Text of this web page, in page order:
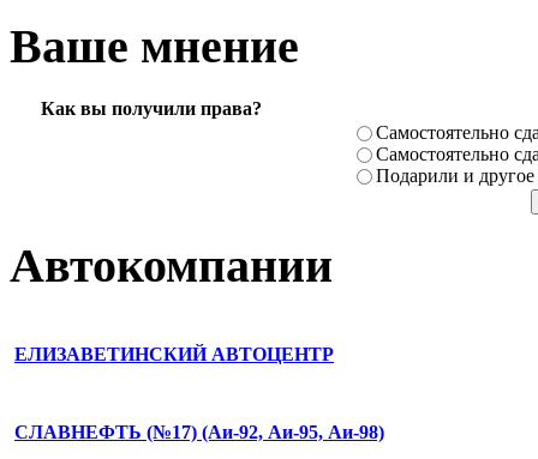
Ваше мнение
Как вы получили права?
Самостоя­тельно
Самостоя­тельно
Подарили­ и другое
Автокомпании
ЕЛИЗАВЕТИНСКИЙ АВТОЦЕНТР
СЛАВНЕФТЬ (№17) (Аи-92, Аи-95, Аи-98)